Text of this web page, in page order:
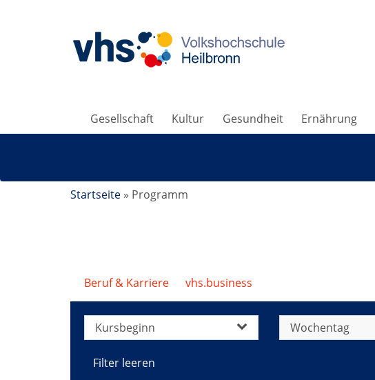
Gesellschaft Kultur Gesundheit Ernährung
Startseite » Programm
Beruf & Karriere vhs.business
Kursbeginn Wochentag
Filter leeren